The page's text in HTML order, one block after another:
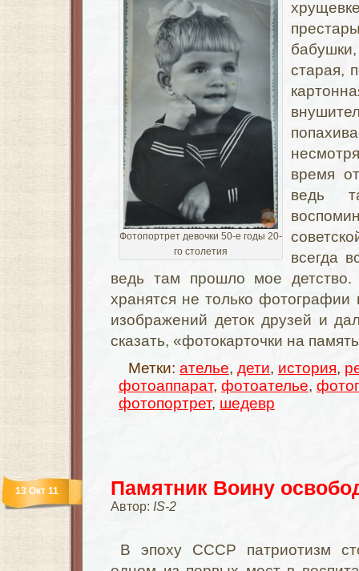
Фотопортрет девочки 50-е годы 20-
го столетия
старая,
время
ведь
всегда
ведь там прошло мое
хранятся не только
изображений деток друзей и
сказать, «фотокарточки на
Метки: ателье, дети, история,
фотоаппарат, фотоателье,
фотопортрет, шедевр
Памятник Воину
Автор: IS-2
13 Окт 11
В эпоху СССР патриотизм